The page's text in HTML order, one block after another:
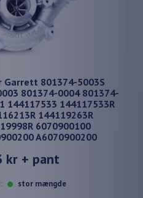
801374-5003S
801374-0004 801374-
144117533 144117533R
144119263R
6070900100
A6070900200
kr + pant
stor mængde